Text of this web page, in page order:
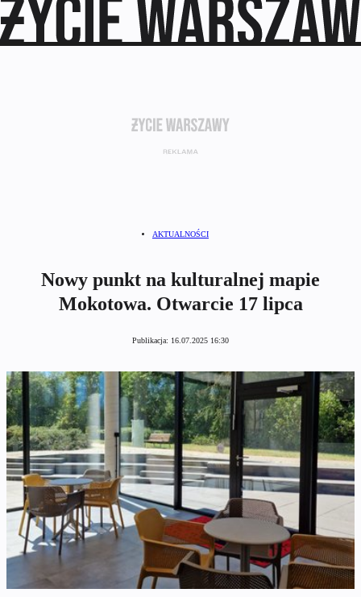
AKTUALNOŚCI
Nowy punkt na kulturalnej mapie
Mokotowa. Otwarcie 17 lipca
Publikacja: 16.07.2025 16:30